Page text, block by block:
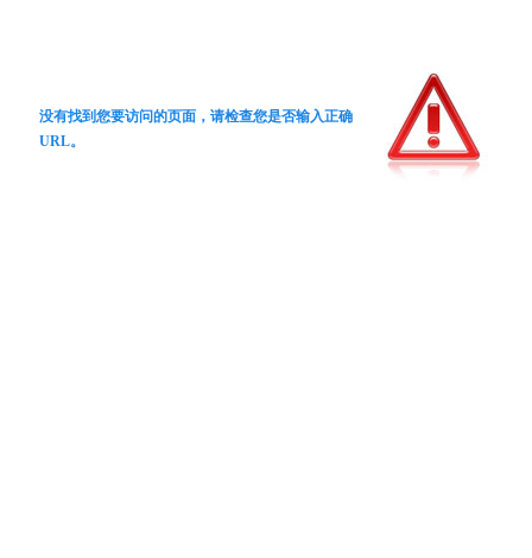
没有找到您要访问的页面，请检查您是否输入正确
URL。